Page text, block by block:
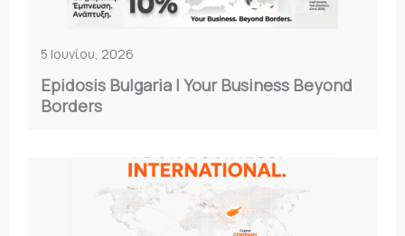
5 Ιουνίου, 2026
Epidosis Bulgaria | Your Business Beyond
Borders